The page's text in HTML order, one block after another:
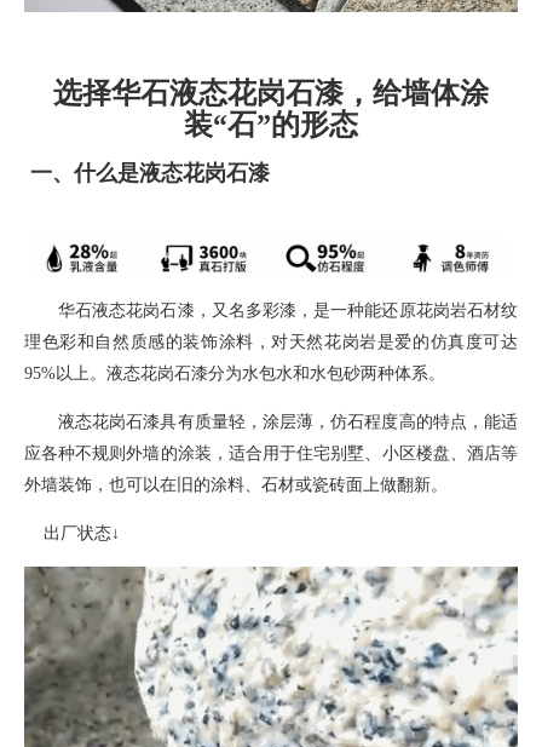
选择华石液态花岗石漆，给墙体涂
装“石”的形态
一、什么是液态花岗石漆
华石液态花岗石漆， 又名多彩漆，是一种能还原花岗岩石材纹
理色彩和自然质感的装饰涂料 ，对天然花岗岩是爱的仿真度可达
95%以上。液态花岗石漆分为水包水和水包砂两种体系。
液态花岗石漆具有质量轻，涂层薄，仿石程度高的特点，能适
应各种不规则外墙的涂装 ， 适合用于住宅别墅、小区楼盘、酒店等
外墙装饰，也可以在旧的涂料、石材或瓷砖面上做翻新。
出厂状态↓